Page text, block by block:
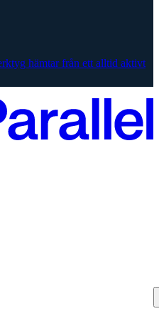
hämtar från ett alltid aktivt